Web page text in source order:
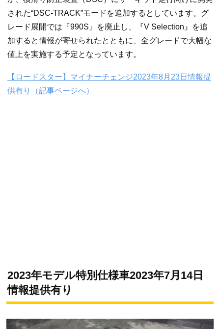
された“DSC-TRACK”モードを追加するとしています。グ
レード展開では『990S』を廃止し、『V Selection』を追
加すると情報が寄せられたとともに、全グレードで大幅な
値上を実施する予定となっています。
【ロードスター】マイナーチェンジ2023年8月23日情報提
供有り（記事ページへ）
2023年モデル特別仕様車2023年7月14日
情報提供有り